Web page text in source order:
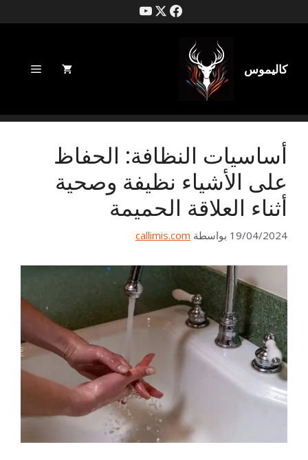
كاليموس قائمة
أساسيات النظافة: الحفاظ
على الأشياء نظيفة وصحية
أثناء العلاقة الحميمة
19/04/2024 بواسطة callimis.com